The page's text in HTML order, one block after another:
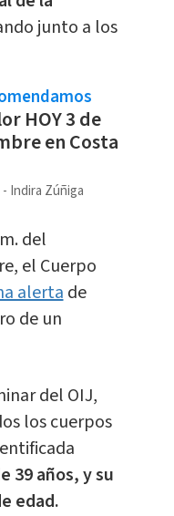
junto a los
HOY 3 de
en Costa
Indira Zúñiga
del
el Cuerpo
alertade
de un
del OIJ,
los cuerpos
39 años, y su
edad.